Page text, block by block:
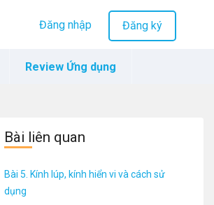
Đăng nhập Đăng ký
Review Ứng dụng
Bài liên quan
Bài 5. Kính lúp, kính hiển vi và cách sử
dụng